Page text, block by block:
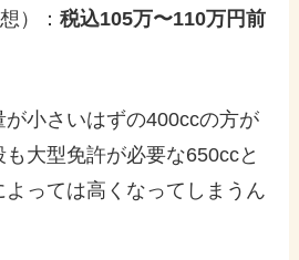
）：税込105万〜110万円前
が小さいはずの400ccの方が
大型免許が必要な650ccと
っては高くなってしまうん